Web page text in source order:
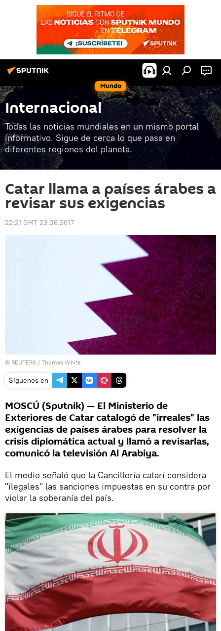
Mundo
Internacional
Todas las noticias mundiales en un mismo portal
informativo. Sigue de cerca lo que pasa en
diferentes regiones del planeta.
Catar llama a países árabes a
revisar sus exigencias
22:21 GMT 23.06.2017
© REUTERS / Thomas White
Síguenos en
MOSCÚ (Sputnik) — El Ministerio de
Exteriores de Catar catalogó de "irreales" las
exigencias de países árabes para resolver la
crisis diplomática actual y llamó a revisarlas,
comunicó la televisión Al Arabiya.
El medio señaló que la Cancillería catarí considera
"ilegales" las sanciones impuestas en su contra por
violar la soberanía del país.